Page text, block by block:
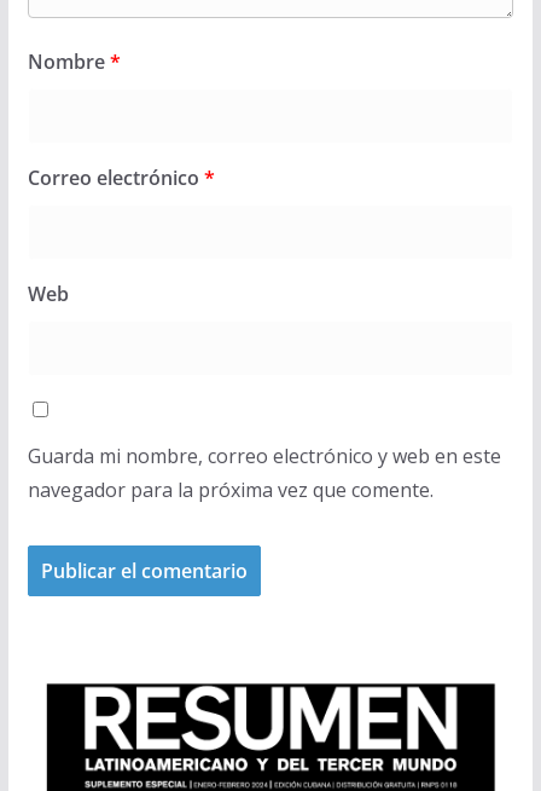
Nombre*
Correo electrónico *
Web
Guarda mi nombre, correo electrónico y web en este
navegador para la próxima vez que comente.